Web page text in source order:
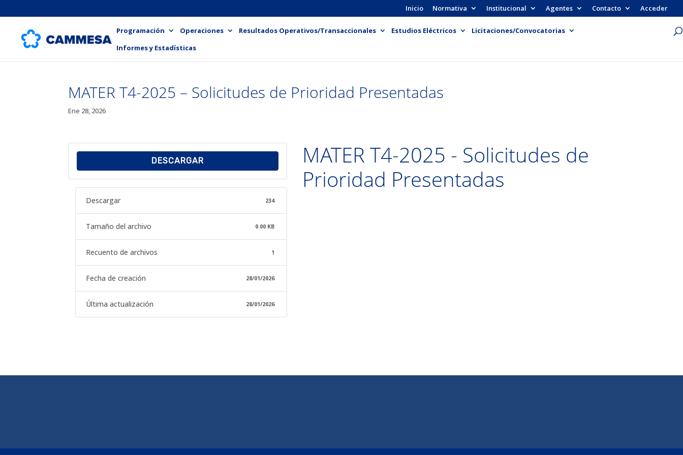
Inicio Normativa Institucional Agentes Contacto Acceder
Programación Operaciones Resultados Operativos/Transaccionales Estudios Eléctricos
Licitaciones/Convocatorias
Informes y Estadísticas
MATER T4-2025 – Solicitudes de Prioridad Presentadas
Ene 28, 2026
DESCARGAR
Descargar 234
Tamaño del archivo 0.00 KB
Recuento de archivos 1
Fecha de creación 28/01/2026
Última actualización 28/01/2026
MATER T4-2025 - Solicitudes de
Prioridad Presentadas